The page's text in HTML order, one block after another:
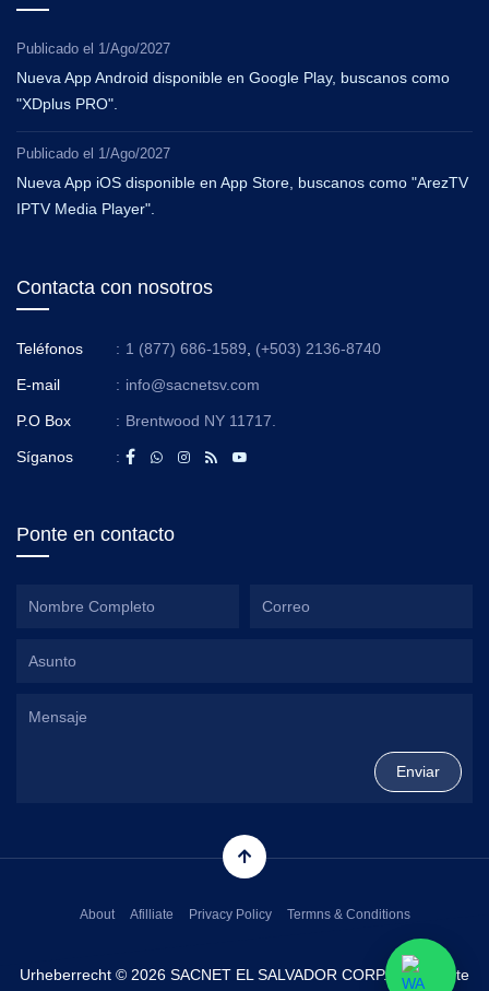
Publicado el 1/Ago/2027
Nueva App Android disponible en Google Play, buscanos como
"XDplus PRO".
Publicado el 1/Ago/2027
Nueva App iOS disponible en App Store, buscanos como "ArezTV
IPTV Media Player".
Contacta con nosotros
Teléfonos : 1 (877) 686-1589 (+503) 2136-8740
E-mail : info@sacnetsv.com
P.O Box : Brentwood NY 11717.
Síganos :
Ponte en contacto
Urheberrecht © 2026 SACNET EL SALVADOR CORP. Alle Rechte
About Afilliate Privacy Policy Termns & Conditions